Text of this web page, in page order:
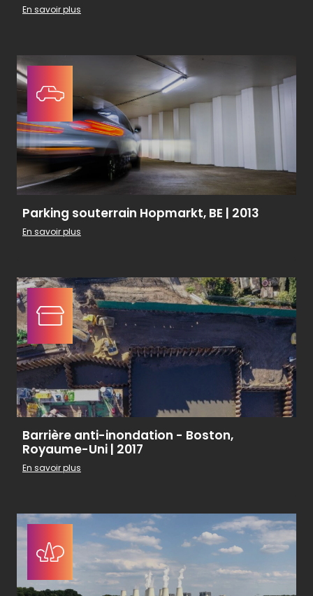
En savoir plus
Parking souterrain Hopmarkt, BE | 2013
En savoir plus
Barrière anti-inondation - Boston,
Royaume-Uni | 2017
En savoir plus